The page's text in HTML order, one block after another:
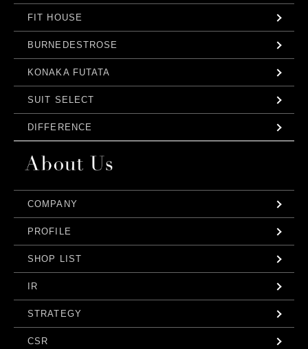
FIT HOUSE
BURNEDESTROSE
KONAKA FUTATA
SUIT SELECT
DIFFERENCE
COMPANY
PROFILE
SHOP LIST
IR
STRATEGY
CSR